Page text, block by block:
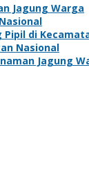
Jagung Warga
Pipil di
Nasional
Jagung